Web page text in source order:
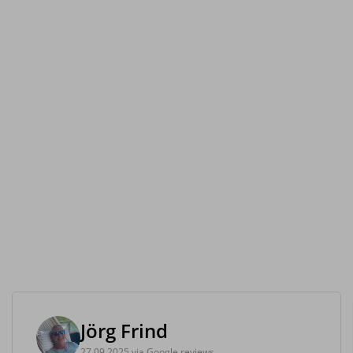
Jörg Frind